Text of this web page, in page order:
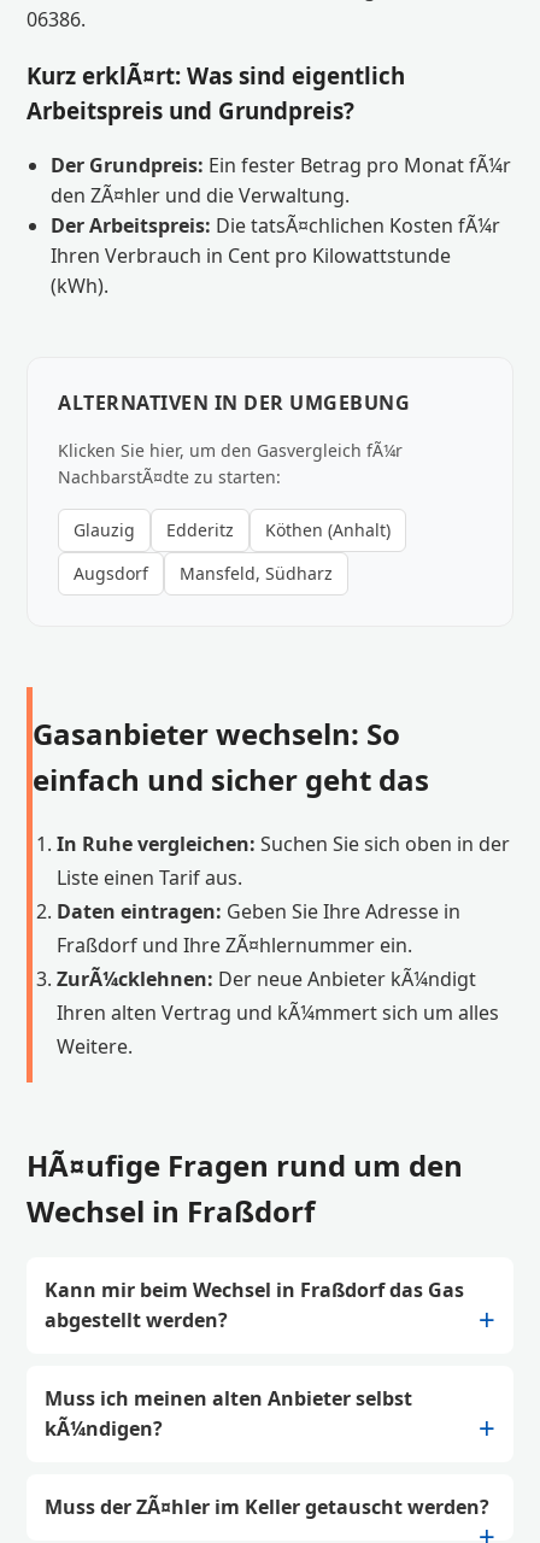
06386.
Kurz erklÃ¤rt: Was sind eigentlich
Arbeitspreis und Grundpreis?
Der Grundpreis: Ein fester Betrag pro Monat fÃ¼r
den ZÃ¤hler und die Verwaltung.
Der Arbeitspreis: Die tatsÃ¤chlichen Kosten fÃ¼r
Ihren Verbrauch in Cent pro Kilowattstunde
(kWh).
ALTERNATIVEN IN DER UMGEBUNG
Klicken Sie hier, um den Gasvergleich fÃ¼r
NachbarstÃ¤dte zu starten:
Glauzig Edderitz
Köthen (Anhalt)
Augsdorf
Mansfeld, Südharz
Gasanbieter wechseln: So
einfach und sicher geht das
In Ruhe vergleichen: Suchen Sie sich oben in der
Liste einen Tarif aus.
Daten eintragen: Geben Sie Ihre Adresse in
Fraßdorf und Ihre ZÃ¤hlernummer ein.
ZurÃ¼cklehnen: Der neue Anbieter kÃ¼ndigt
Ihren alten Vertrag und kÃ¼mmert sich um alles
Weitere.
HÃ¤ufige Fragen rund um den
Wechsel in Fraßdorf
Kann mir beim Wechsel in Fraßdorf das Gas
abgestellt werden?
Muss ich meinen alten Anbieter selbst
kÃ¼ndigen?
Muss der ZÃ¤hler im Keller getauscht werden?